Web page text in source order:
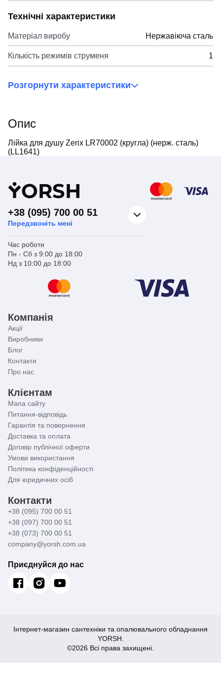
Технічні характеристики
Матеріал виробу Нержавіюча сталь
Кількість режимів струменя 1
Розгорнути характеристики
Опис
Лійка для душу Zerix LR70002 (кругла) (нерж. сталь)
(LL1641)
YORSH
+38 (095) 700 00 51
Передзвоніть мені
Час роботи
Пн - Сб з 9:00 до 18:00
Нд з 10:00 до 18:00
Компанія
Акції
Виробники
Блог
Контакти
Про нас
Клієнтам
Мапа сайту
Питання-відповідь
Гарантія та повернення
Доставка та оплата
Договір публічної оферти
Умови використання
Політика конфіденційності
Для юридичних осіб
Контакти
+38 (095) 700 00 51
+38 (097) 700 00 51
+38 (073) 700 00 51
company@yorsh.com.ua
Приєднуйся до нас
Інтернет-магазин сантехніки та опалювального обладнання
YORSH.
©2026 Всі права захищені.